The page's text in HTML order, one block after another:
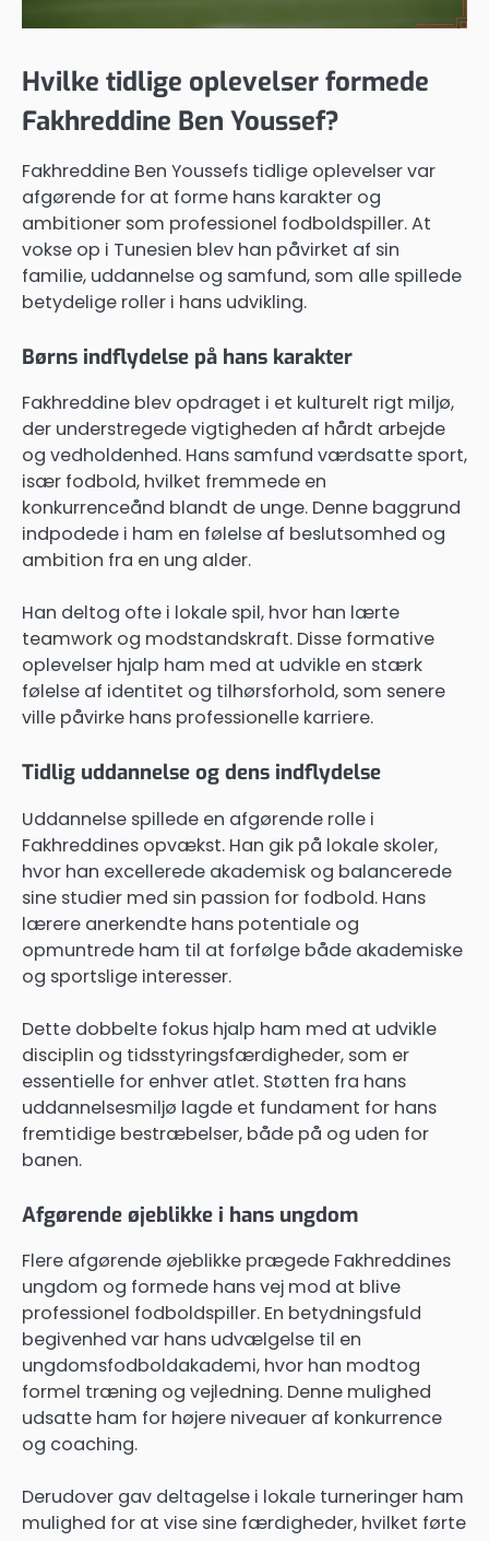
Hvilke tidlige oplevelser formede
Fakhreddine Ben Youssef?
Fakhreddine Ben Youssefs tidlige oplevelser var
afgørende for at forme hans karakter og
ambitioner som professionel fodboldspiller. At
vokse op i Tunesien blev han påvirket af sin
familie, uddannelse og samfund, som alle spillede
betydelige roller i hans udvikling.
Børns indflydelse på hans karakter
Fakhreddine blev opdraget i et kulturelt rigt miljø,
der understregede vigtigheden af hårdt arbejde
og vedholdenhed. Hans samfund værdsatte sport,
især fodbold, hvilket fremmede en
konkurrenceånd blandt de unge. Denne baggrund
indpodede i ham en følelse af beslutsomhed og
ambition fra en ung alder.
Han deltog ofte i lokale spil, hvor han lærte
teamwork og modstandskraft. Disse formative
oplevelser hjalp ham med at udvikle en stærk
følelse af identitet og tilhørsforhold, som senere
ville påvirke hans professionelle karriere.
Tidlig uddannelse og dens indflydelse
Uddannelse spillede en afgørende rolle i
Fakhreddines opvækst. Han gik på lokale skoler,
hvor han excellerede akademisk og balancerede
sine studier med sin passion for fodbold. Hans
lærere anerkendte hans potentiale og
opmuntrede ham til at forfølge både akademiske
og sportslige interesser.
Dette dobbelte fokus hjalp ham med at udvikle
disciplin og tidsstyringsfærdigheder, som er
essentielle for enhver atlet. Støtten fra hans
uddannelsesmiljø lagde et fundament for hans
fremtidige bestræbelser, både på og uden for
banen.
Afgørende øjeblikke i hans ungdom
Flere afgørende øjeblikke prægede Fakhreddines
ungdom og formede hans vej mod at blive
professionel fodboldspiller. En betydningsfuld
begivenhed var hans udvælgelse til en
ungdomsfodboldakademi, hvor han modtog
formel træning og vejledning. Denne mulighed
udsatte ham for højere niveauer af konkurrence
og coaching.
Derudover gav deltagelse i lokale turneringer ham
mulighed for at vise sine færdigheder, hvilket førte